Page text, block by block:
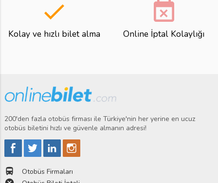
done
Kolay ve hızlı bilet alma
event_busy
Online İptal Kolaylığı
200'den fazla otobüs firması ile Türkiye'nin her yerine en ucuz
otobüs biletini hızlı ve güvenle almanın adresi!
directions_bus Otobüs Firmaları